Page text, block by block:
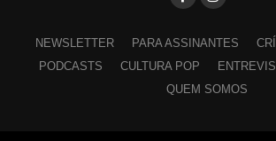
NEWSLETTER PARA ASSINANTES
PODCASTS
CULTURA POP
QUEM SOMOS